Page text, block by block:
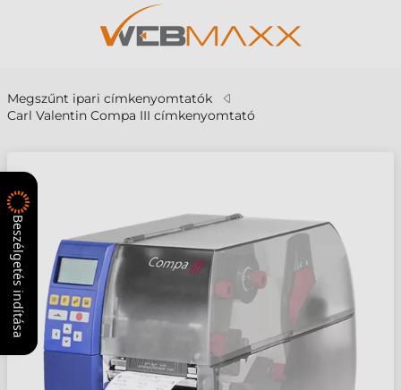
Megszűnt ipari címkenyomtatók
Carl Valentin Compa III címkenyomtató
Beszélgetés indítása